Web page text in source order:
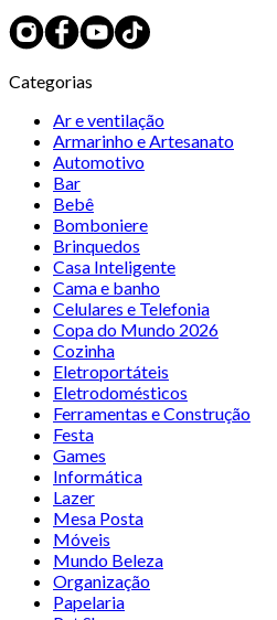
Categorias
Ar e ventilação
Armarinho e Artesanato
Automotivo
Bar
Bebê
Bomboniere
Brinquedos
Casa Inteligente
Cama e banho
Celulares e Telefonia
Copa do Mundo 2026
Cozinha
Eletroportáteis
Eletrodomésticos
Ferramentas e Construção
Festa
Games
Informática
Lazer
Mesa Posta
Móveis
Mundo Beleza
Organização
Papelaria